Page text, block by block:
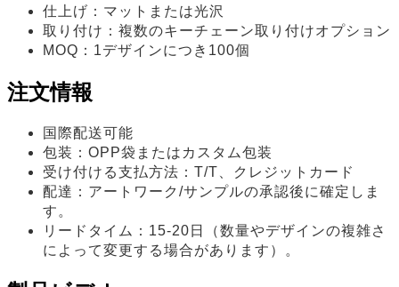
仕上げ：マットまたは光沢
取り付け：複数のキーチェーン取り付けオプション
MOQ：1デザインにつき100個
注文情報
国際配送可能
包装：OPP袋またはカスタム包装
受け付ける支払方法：T/T、クレジットカード
配達：アートワーク/サンプルの承認後に確定しま
す。
リードタイム：15-20日（数量やデザインの複雑さ
によって変更する場合があります）。